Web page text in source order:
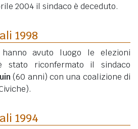
2004 il sindaco è deceduto.
1998
avuto luogo le elezioni
stato riconfermato il sindaco
(60 anni) con una coalizione di
1994